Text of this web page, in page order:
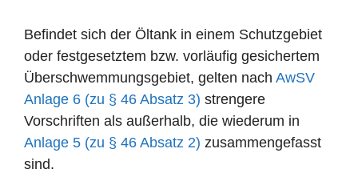
Befindet sich der Öltank in einem Schutzgebiet
oder festgesetztem bzw. vorläufig gesichertem
Überschwemmungsgebiet, gelten nach AwSV
Anlage 6 (zu § 46 Absatz 3) strengere
Vorschriften als außerhalb, die wiederum in
Anlage 5 (zu § 46 Absatz 2) zusammengefasst
sind.